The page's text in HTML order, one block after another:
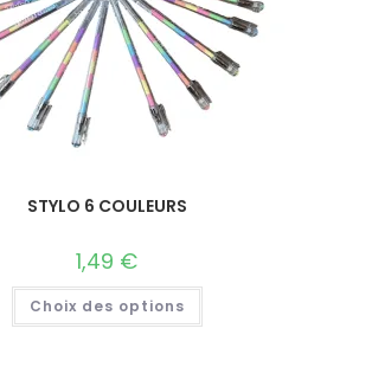
STYLO 6 COULEURS
1,49 €
Choix des options